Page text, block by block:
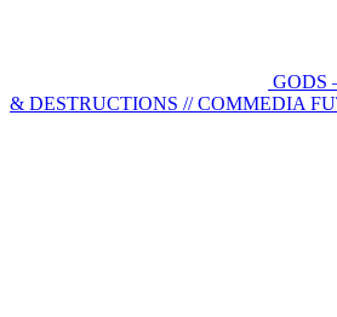
GODS
& DESTRUCTIONS // COMMEDIA